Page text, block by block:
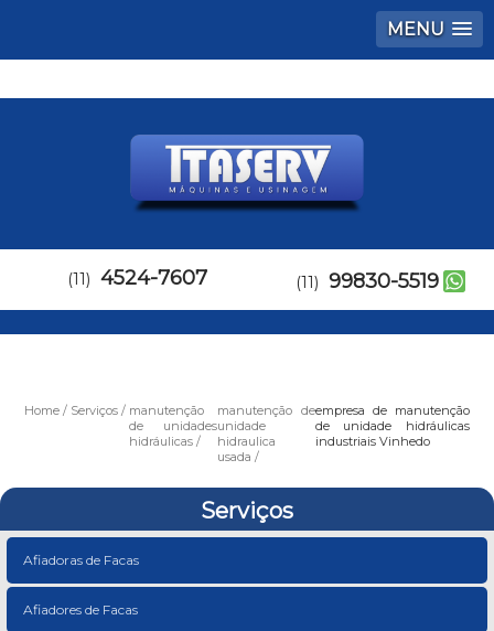
MENU
(11) 4524-7607 (11) 99830-5519
Home Serviços
manutenção
de unidades
hidráulicas
manutenção de
unidade
hidraulica
usada
empresa de manutenção
de unidade hidráulicas
industriais Vinhedo
Serviços
Afiadoras de Facas
Afiadores de Facas